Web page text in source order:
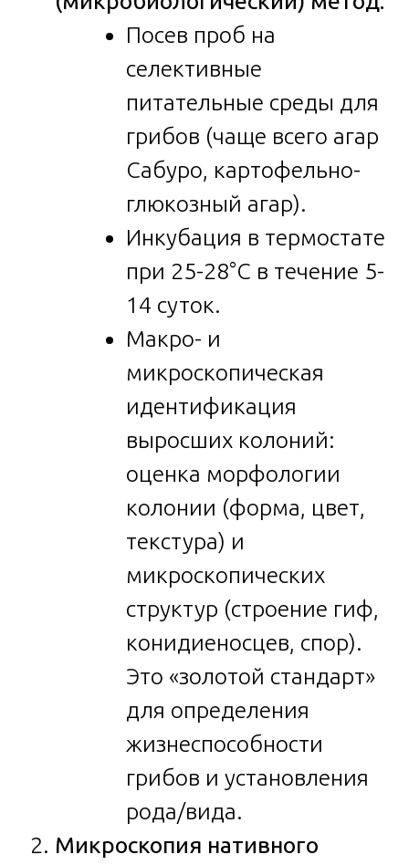
Посев проб на
селективные
питательные среды для
грибов (чаще всего агар
Сабуро, картофельно-
глюкозный агар).
Инкубация в термостате
при 25-28°C в течение 5-
14 суток.
Макро- и
микроскопическая
идентификация
выросших колоний:
оценка морфологии
колонии (форма, цвет,
текстура) и
микроскопических
структур (строение гиф,
конидиеносцев, спор).
Это «золотой стандарт»
для определения
жизнеспособности
грибов и установления
рода/вида.
Микроскопия нативного